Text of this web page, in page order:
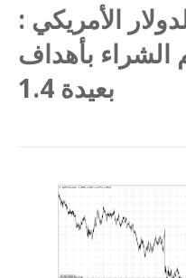
الأمريكي :
الشراء بأهداف
بعيدة 1.4